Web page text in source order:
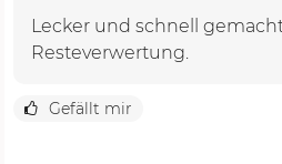
Lecker und schnell
Resteverwertung.
Gefällt mir